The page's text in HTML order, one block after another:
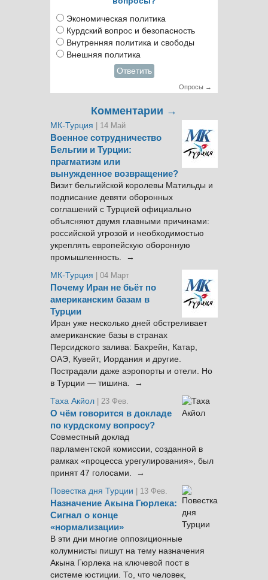
Экономическая политика
Курдский вопрос и безопасность
Внутренняя политика и свободы
Внешняя политика
Ответить
Опросы →
Комментарии →
МК-Турция | 14 Май
Военное сотрудничество
Бельгии и Турции:
прагматизм или
вынужденное возвращение?
Визит бельгийской королевы Матильды и
подписание девяти оборонных
соглашений с Турцией официально
объясняют двумя главными причинами:
российской угрозой и необходимостью
укреплять европейскую оборонную
промышленность. →
МК-Турция
| 04 Март
Почему Иран не бьёт по
американским базам в
Турции
Иран уже несколько дней обстреливает
американские базы в странах
Персидского залива: Бахрейн, Катар,
ОАЭ, Кувейт, Иордания и другие.
Пострадали даже аэропорты и отели. Но
в Турции — тишина. →
Таха Акйол | 23 Фев.
О чём говорится в докладе
по курдскому вопросу?
Совместный доклад
парламентской комиссии, созданной в
рамках «процесса урегулирования», был
принят 47 голосами. →
Повестка дня Турции
| 13 Фев.
Назначение Акына Гюрлека:
Сигнал о конце
«нормализации»
В эти дни многие оппозиционные
колумнисты пишут на тему назначения
Акына Гюрлека на ключевой пост в
системе юстиции. То, что человек,